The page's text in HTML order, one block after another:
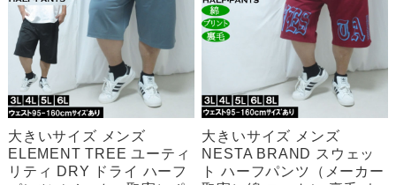
大きいサイズ メンズ
ELEMENT TREE ユーティ
リティ DRY ドライ ハーフ
大きいサイズ メンズ
NESTA BRAND スウェッ
ト ハーフパンツ（メーカー